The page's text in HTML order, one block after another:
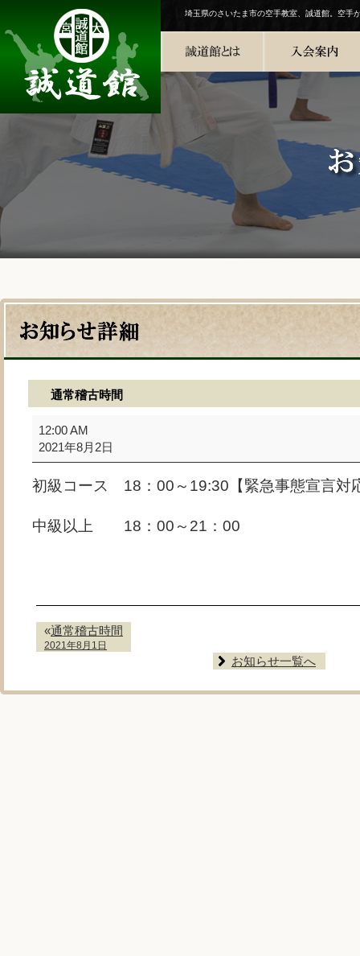
埼玉県のさいたま市の空手教室、誠道館。空手
通常稽古時間
通
常
時
12:00 AM
2021年8月2日
初級コース 18：00～19:30【緊急事態宣言対
中級以上 18：00～21：00
«通常稽古時間
2021年8月1日
お知らせ一覧へ